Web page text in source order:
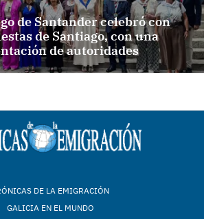
de Santander celebró con
de Santiago, con una
de autoridades
DE LA EMIGRACIÓN
GALICIA EN EL MUNDO